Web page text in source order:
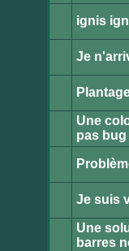
message
non
message
non
ignis
message
non
Je
message
non
Aucun
message
non
Une
pas bug
message
non
message
non
Je suis
Aucun
Une
barres